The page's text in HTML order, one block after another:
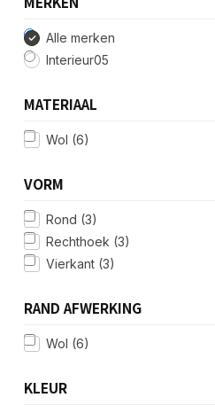
Alle merken
Interieur05
MATERIAAL
Wol (6)
VORM
Rond (3)
Rechthoek (3)
Vierkant (3)
RAND AFWERKING
Wol (6)
KLEUR